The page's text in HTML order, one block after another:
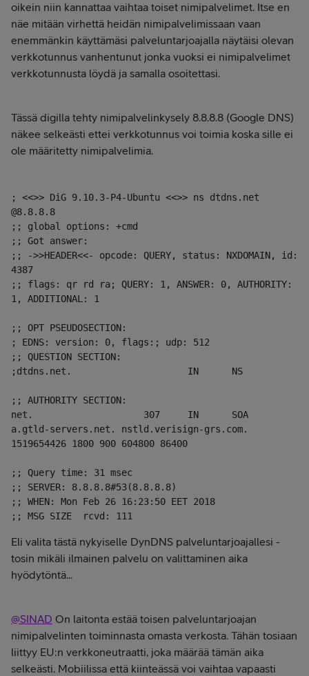
oikein niin kannattaa vaihtaa toiset nimipalvelimet. Itse en
näe mitään virhettä heidän nimipalvelimissaan vaan
enemmänkin käyttämäsi palveluntarjoajalla näytäisi olevan
verkkotunnus vanhentunut jonka vuoksi ei nimipalvelimet
verkkotunnusta löydä ja samalla osoitettasi.
Tässä digilla tehty nimipalvelinkysely 8.8.8.8 (Google DNS)
näkee selkeästi ettei verkkotunnus voi toimia koska sille ei
ole määritetty nimipalvelimia.
; <<>> DiG 9.10.3-P4-Ubuntu <<>> ns dtdns.net
@8.8.8.8
;; global options: +cmd
;; Got answer:
;; ->>HEADER<<- opcode: QUERY, status: NXDOMAIN, id:
4387
;; flags: qr rd ra; QUERY: 1, ANSWER: 0, AUTHORITY:
1, ADDITIONAL: 1
;; OPT PSEUDOSECTION:
; EDNS: version: 0, flags:; udp: 512
;; QUESTION SECTION:
;dtdns.net.                     IN      NS
;; AUTHORITY SECTION:
net.                    307     IN      SOA
a.gtld-servers.net. nstld.verisign-grs.com.
1519654426 1800 900 604800 86400
;; Query time: 31 msec
;; SERVER: 8.8.8.8#53(8.8.8.8)
;; WHEN: Mon Feb 26 16:23:50 EET 2018
Eli valita tästä nykyiselle DynDNS palveluntarjoajallesi -
tosin mikäli ilmainen palvelu on valittaminen aika
hyödytöntä...
@SINAD On laitonta estää toisen palveluntarjoajan
nimipalvelinten toiminnasta omasta verkosta. Tähän tosiaan
liittyy EU:n verkkoneutraatti, joka määrää tämän aika
selkeästi. Mobiilissa että kiinteässä voi vaihtaa vapaasti